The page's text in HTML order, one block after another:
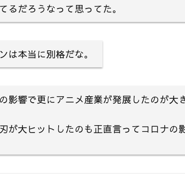
るだろうなって思ってた。
は本当に別格だな。
影響で更にアニメ産業が発展したのが大
が大ヒットしたのも正直言ってコロナの